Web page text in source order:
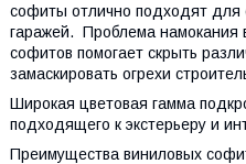
софиты отлично подходят для
гаражей. Проблема намокания
софитов помогает скрыть
замаскировать огрехи
Широкая цветовая гамма
подходящего к экстерьеру и
Преимущества виниловых